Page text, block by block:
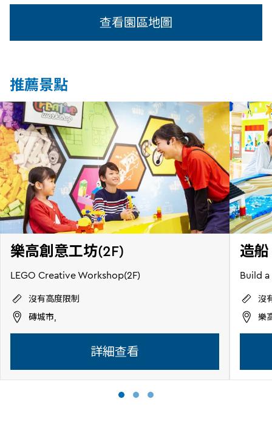
查看園區地圖
推薦景點
樂高創意工坊(2F)
LEGO Creative Workshop(2F)
沒有高度限制
磚城市,
詳細查看
造船
Build
沒
樂